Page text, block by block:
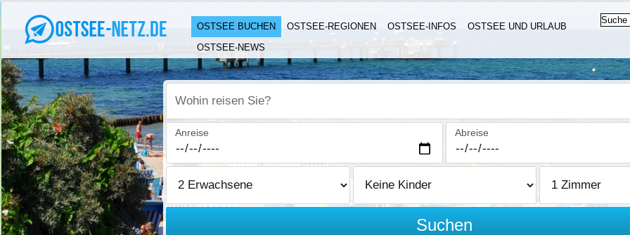
OSTSEE BUCHEN OSTSEE-REGIONEN OSTSEE-INFOS
OSTSEE UND URLAUB
OSTSEE-NEWS
Wohin reisen Sie?
Anreise Abreise
Suchen